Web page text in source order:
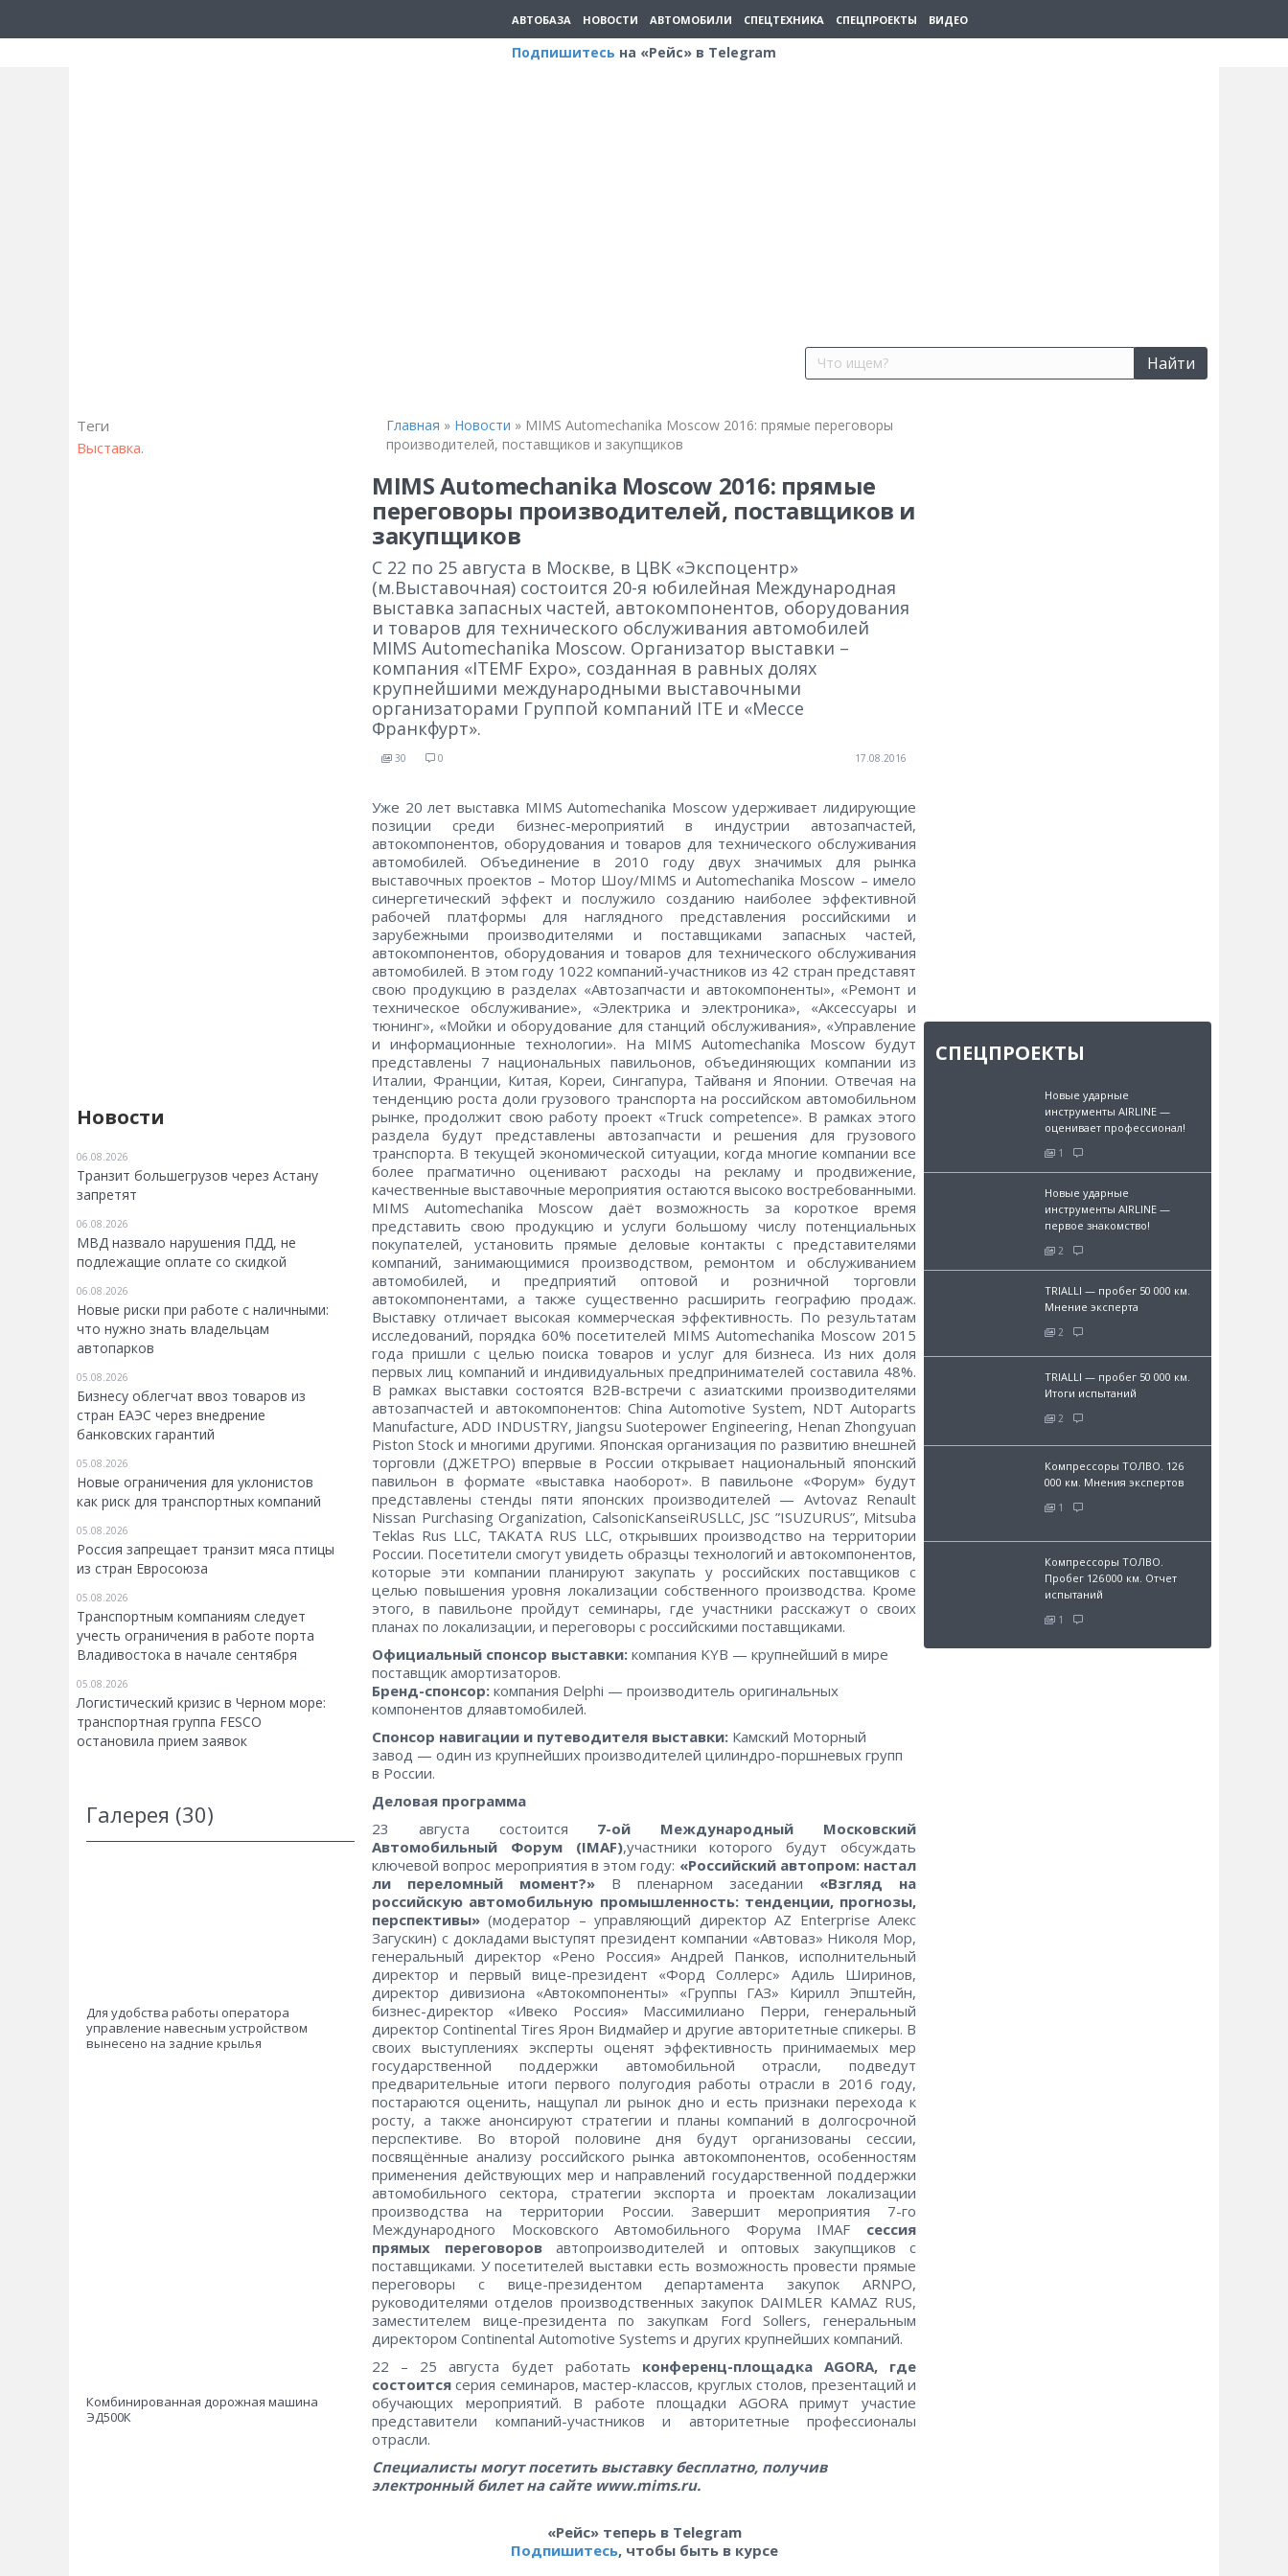
АВТОБАЗА НОВОСТИ АВТОМОБИЛИ СПЕЦТЕХНИКА СПЕЦПРОЕКТЫ ВИДЕО
Подпишитесь на «Рейс» в Telegram
Найти
Теги
Выставка.
Новости
06.08.2026
Транзит большегрузов через Астану
запретят
06.08.2026
МВД назвало нарушения ПДД, не
подлежащие оплате со скидкой
06.08.2026
Новые риски при работе с наличными:
что нужно знать владельцам
автопарков
05.08.2026
Бизнесу облегчат ввоз товаров из
стран ЕАЭС через внедрение
банковских гарантий
05.08.2026
Новые ограничения для уклонистов
как риск для транспортных компаний
05.08.2026
Россия запрещает транзит мяса птицы
из стран Евросоюза
05.08.2026
Транспортным компаниям следует
учесть ограничения в работе порта
Владивостока в начале сентября
05.08.2026
Логистический кризис в Черном море:
транспортная группа FESCO
остановила прием заявок
Галерея (30)
Для удобства работы оператора
управление навесным устройством
вынесено на задние крылья
Комбинированная дорожная машина
ЭД500К
Главная » Новости » MIMS Automechanika Moscow 2016: прямые переговоры
производителей, поставщиков и закупщиков
MIMS Automechanika Moscow 2016: прямые
переговоры производителей, поставщиков и
закупщиков
C 22 по 25 августа в Москве, в ЦВК «Экспоцентр»
(м.Выставочная) состоится 20-я юбилейная Международная
выставка запасных частей, автокомпонентов, оборудования
и товаров для технического обслуживания автомобилей
MIMS Automechanika Moscow. Организатор выставки –
компания «ITEMF Expo», созданная в равных долях
крупнейшими международными выставочными
организаторами Группой компаний ITE и «Мессе
Франкфурт».
30 0 17.08.2016
Уже 20 лет выставка MIMS Automechanika Moscow удерживает лидирующие
позиции среди бизнес-мероприятий в индустрии автозапчастей,
автокомпонентов, оборудования и товаров для технического обслуживания
автомобилей. Объединение в 2010 году двух значимых для рынка
выставочных проектов – Мотор Шоу/MIMS и Automechanika Moscow – имело
синергетический эффект и послужило созданию наиболее эффективной
рабочей платформы для наглядного представления российскими и
зарубежными производителями и поставщиками запасных частей,
автокомпонентов, оборудования и товаров для технического обслуживания
автомобилей. В этом году 1022 компаний-участников из 42 стран представят
свою продукцию в разделах «Автозапчасти и автокомпоненты», «Ремонт и
техническое обслуживание», «Электрика и электроника», «Аксессуары и
тюнинг», «Мойки и оборудование для станций обслуживания», «Управление
и информационные технологии». На MIMS Automechanika Moscow будут
представлены 7 национальных павильонов, объединяющих компании из
Италии, Франции, Китая, Кореи, Сингапура, Тайваня и Японии. Отвечая на
тенденцию роста доли грузового транспорта на российском автомобильном
рынке, продолжит свою работу проект «Truck competence». В рамках этого
раздела будут представлены автозапчасти и решения для грузового
транспорта. В текущей экономической ситуации, когда многие компании все
более прагматично оценивают расходы на рекламу и продвижение,
качественные выставочные мероприятия остаются высоко востребованными.
MIMS Automechanika Moscow даёт возможность за короткое время
представить свою продукцию и услуги большому числу потенциальных
покупателей, установить прямые деловые контакты с представителями
компаний, занимающимися производством, ремонтом и обслуживанием
автомобилей, и предприятий оптовой и розничной торговли
автокомпонентами, а также существенно расширить географию продаж.
Выставку отличает высокая коммерческая эффективность. По результатам
исследований, порядка 60% посетителей MIMS Automechanika Moscow 2015
года пришли с целью поиска товаров и услуг для бизнеса. Из них доля
первых лиц компаний и индивидуальных предпринимателей составила 48%.
В рамках выставки состоятся B2B-встречи с азиатскими производителями
автозапчастей и автокомпонентов: China Automotive System, NDT Autoparts
Manufacture, ADD INDUSTRY, Jiangsu Suotepower Engineering, Henan Zhongyuan
Piston Stock и многими другими. Японская организация по развитию внешней
торговли (ДЖЕТРО) впервые в России открывает национальный японский
павильон в формате «выставка наоборот». В павильоне «Форум» будут
представлены стенды пяти японских производителей — Avtovaz Renault
Nissan Purchasing Organization, CalsonicKanseiRUSLLC, JSC ”ISUZURUS”, Mitsuba
Teklas Rus LLC, TAKATA RUS LLC, открывших производство на территории
России. Посетители смогут увидеть образцы технологий и автокомпонентов,
которые эти компании планируют закупать у российских поставщиков с
целью повышения уровня локализации собственного производства. Кроме
этого, в павильоне пройдут семинары, где участники расскажут о своих
планах по локализации, и переговоры с российскими поставщиками.
Официальный спонсор выставки: компания KYB — крупнейший в мире
поставщик амортизаторов.
Бренд-спонсор: компания Delphi — производитель оригинальных
компонентов дляавтомобилей.
Спонсор навигации и путеводителя выставки: Камский Моторный
завод — один из крупнейших производителей цилиндро-поршневых групп
в России.
Деловая программа
23 августа состоится 7-ой Международный Московский
Автомобильный Форум (IMAF),участники которого будут обсуждать
ключевой вопрос мероприятия в этом году: «Российский автопром: настал
ли переломный момент?» В пленарном заседании «Взгляд на
российскую автомобильную промышленность: тенденции, прогнозы,
перспективы» (модератор – управляющий директор AZ Enterprise Алекс
Загускин) с докладами выступят президент компании «Автоваз» Николя Мор,
генеральный директор «Рено Россия» Андрей Панков, исполнительный
директор и первый вице-президент «Форд Соллерс» Адиль Ширинов,
директор дивизиона «Автокомпоненты» «Группы ГАЗ» Кирилл Эпштейн,
бизнес-директор «Ивеко Россия» Массимилиано Перри, генеральный
директор Continental Tires Ярон Видмайер и другие авторитетные спикеры. В
своих выступлениях эксперты оценят эффективность принимаемых мер
государственной поддержки автомобильной отрасли, подведут
предварительные итоги первого полугодия работы отрасли в 2016 году,
постараются оценить, нащупал ли рынок дно и есть признаки перехода к
росту, а также анонсируют стратегии и планы компаний в долгосрочной
перспективе. Во второй половине дня будут организованы сессии,
посвящённые анализу российского рынка автокомпонентов, особенностям
применения действующих мер и направлений государственной поддержки
автомобильного сектора, стратегии экспорта и проектам локализации
производства на территории России. Завершит мероприятия 7-го
Международного Московского Автомобильного Форума IMAF сессия
прямых переговоровавтопроизводителей и оптовых закупщиков с
поставщиками. У посетителей выставки есть возможность провести прямые
переговоры с вице-президентом департамента закупок ARNPO,
руководителями отделов производственных закупок DAIMLER KAMAZ RUS,
заместителем вице-президента по закупкам Ford Sollers, генеральным
директором Continental Automotive Systems и других крупнейших компаний.
22 – 25 августа будет работать конференц-площадка AGORA, где
состоится серия семинаров, мастер-классов, круглых столов, презентаций и
обучающих мероприятий. В работе площадки AGORA примут участие
представители компаний-участников и авторитетные профессионалы
отрасли.
Специалисты могут посетить выставку бесплатно, получив
электронный билет на сайте www.mims.ru.
«Рейс» теперь в Telegram
Подпишитесь, чтобы быть в курсе
СПЕЦПРОЕКТЫ
Новые ударные
инструменты AIRLINE —
оценивает профессионал!
1
Новые ударные
инструменты AIRLINE —
первое знакомство!
2
TRIALLI — пробег 50 000 км.
Мнение эксперта
2
TRIALLI — пробег 50 000 км.
Итоги испытаний
2
Компрессоры ТОЛВО. 126
000 км. Мнения экспертов
1
Компрессоры ТОЛВО.
Пробег 126 000 км. Отчет
испытаний
1